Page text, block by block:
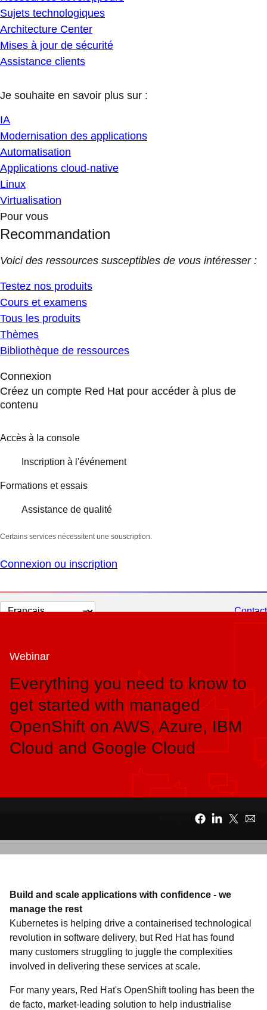
Sujets technologiques
Architecture Center
Mises à jour de sécurité
Assistance clients
Je souhaite en savoir plus sur :
IA
Modernisation des applications
Automatisation
Applications cloud-native
Linux
Virtualisation
Pour vous
Recommandation
Voici des ressources susceptibles de vous intéresser :
Testez nos produits
Cours et examens
Tous les produits
Thèmes
Bibliothèque de ressources
Connexion
Créez un compte Red Hat pour accéder à plus de
contenu
Accès à la console
Inscription à l'événement
Formations et essais
Assistance de qualité
Certains services nécessitent une souscription.
Connexion ou inscription
Changer
Contact
Webinar
Everything you need to know to
get started with managed
OpenShift on AWS, Azure, IBM
Cloud and Google Cloud
Build and scale applications with confidence - we
manage the rest
Kubernetes is helping drive a containerised technological
revolution in software delivery, but Red Hat has found
many customers struggling to juggle the complexities
involved in delivering these services at scale.
For many years, Red Hat's OpenShift tooling has been the
de facto, market-leading solution to help industrialise